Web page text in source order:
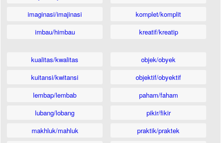
imaginasi/imajinasi
imbau/himbau
komplet/komplit
kreatif/kreatip
kualitas/kwalitas
kuitansi/kwitansi
lembap/lembab
lubang/lobang
makhluk/mahluk
objek/obyek
objektif/obyektif
paham/faham
pikir/fikir
praktik/praktek